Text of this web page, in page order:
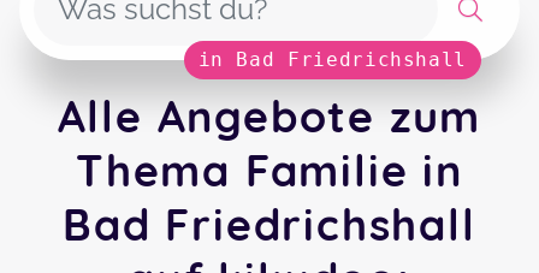
in Bad Friedrichshall
Alle Angebote zum
Thema Familie in
Bad Friedrichshall